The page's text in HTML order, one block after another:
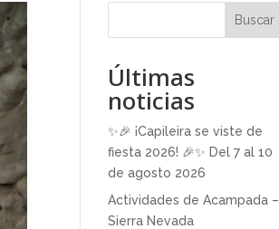
Buscar
Últimas
noticias
✨🎉 ¡Capileira se viste de
fiesta 2026! 🎉✨ Del 7 al 10
de agosto 2026
Actividades de Acampada –
Sierra Nevada